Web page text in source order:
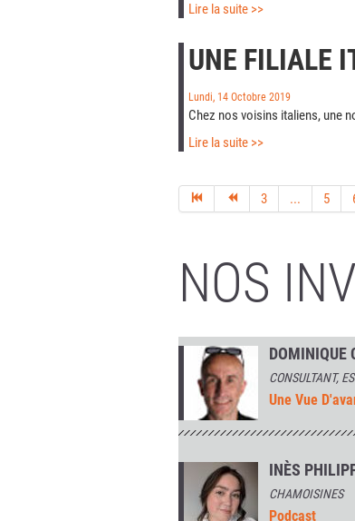
Lire la suite >>
UNE FILIALE
Lundi, 14 Octobre 2019
Chez nos voisins italiens, une
Lire la suite >>
3 ... 5
NOS
DOMINIQUE
CONSULTANT,
Une Vue
INÈS
CHAMOISINES
Podcast